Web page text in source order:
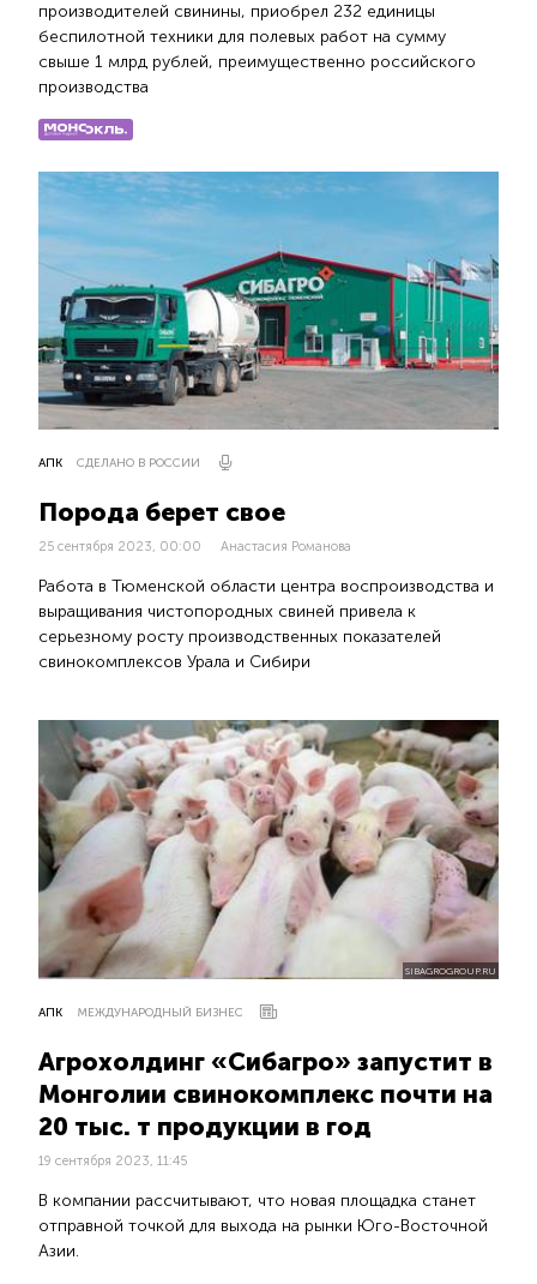
производителей свинины, приобрел 232 единицы
беспилотной техники для полевых работ на сумму
свыше 1 млрд рублей, преимущественно российского
производства
АПК СДЕЛАНО В РОССИИ
Порода берет свое
25 сентября 2023, 00:00 Анастасия Романова
Работа в Тюменской области центра воспроизводства и
выращивания чистопородных свиней привела к
серьезному росту производственных показателей
свинокомплексов Урала и Сибири
SIBAGROGROUP.RU
АПК МЕЖДУНАРОДНЫЙ БИЗНЕС
Агрохолдинг «Сибагро» запустит в
Монголии свинокомплекс почти на
20 тыс. т продукции в год
19 сентября 2023, 11:45
В компании рассчитывают, что новая площадка станет
отправной точкой для выхода на рынки Юго-Восточной
Азии.